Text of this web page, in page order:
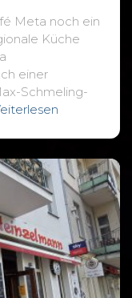
Meta noch ein
Küche
einer
Schmeling-